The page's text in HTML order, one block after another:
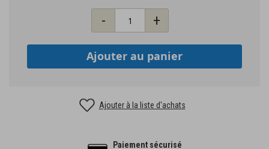
- +
Ajouter au panier
Ajouter à la liste d'achats
Paiement sécurisé